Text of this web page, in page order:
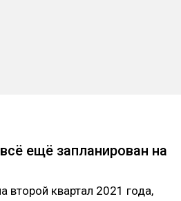
ещё запланирован на
второй квартал 2021 года,